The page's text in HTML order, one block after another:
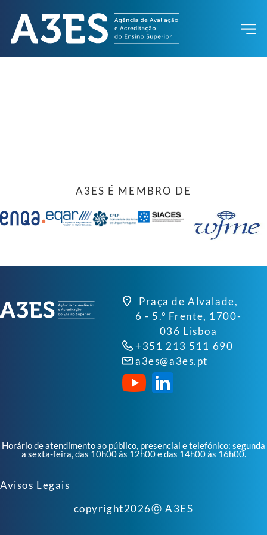
A3ES É MEMBRO DE
Praça de Alvalade,
6 - 5.º Frente, 1700-
036 Lisboa
+351 213 511 690
a3es@a3es.pt
Horário de atendimento ao público, presencial e telefónico: segunda
a sexta-feira, das 10h00 às 12h00 e das 14h00 às 16h00.
Avisos Legais
copyright2026ⓒ A3ES